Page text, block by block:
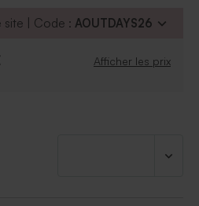
avec tous les détails de
site | Code : AOUTDAYS26
Afficher les prix